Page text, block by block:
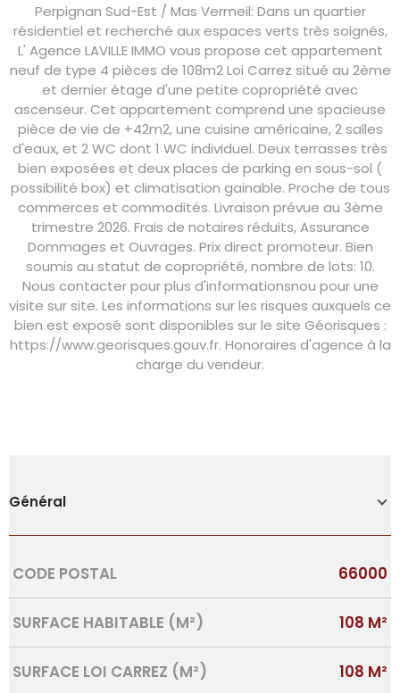
Perpignan Sud-Est / Mas Vermeil: Dans un quartier
résidentiel et recherché aux espaces verts très soignés,
L' Agence LAVILLE IMMO vous propose cet appartement
neuf de type 4 pièces de 108m2 Loi Carrez situé au 2ème
et dernier étage d'une petite copropriété avec
ascenseur. Cet appartement comprend une spacieuse
pièce de vie de +42m2, une cuisine américaine, 2 salles
d'eaux, et 2 WC dont 1 WC individuel. Deux terrasses très
bien exposées et deux places de parking en sous-sol (
possibilité box) et climatisation gainable. Proche de tous
commerces et commodités. Livraison prévue au 3ème
trimestre 2026. Frais de notaires réduits, Assurance
Dommages et Ouvrages. Prix direct promoteur. Bien
soumis au statut de copropriété, nombre de lots: 10.
Nous contacter pour plus d'informationsnou pour une
visite sur site. Les informations sur les risques auxquels ce
bien est exposé sont disponibles sur le site Géorisques :
https://www.georisques.gouv.fr. Honoraires d'agence à la
charge du vendeur.
Général
Caractérisque
CODE POSTAL 66000
SURFACE HABITABLE (M²) 108 M²
SURFACE LOI CARREZ (M²) 108 M²